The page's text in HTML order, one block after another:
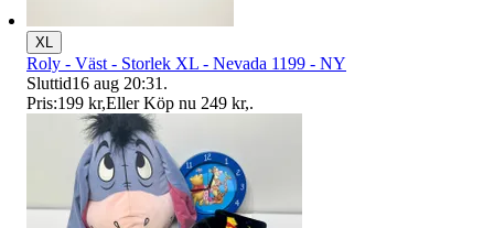
XL
Roly - Väst - Storlek XL - Nevada 1199 - NY
Sluttid16 aug 20:31 .
Pris:199 kr,Eller Köp nu 249 kr,.